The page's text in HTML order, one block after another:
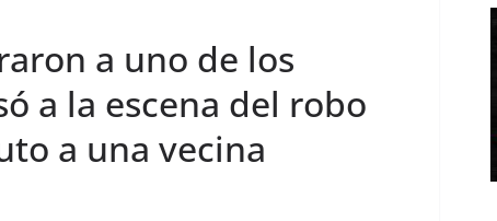
a uno de los
a la escena del robo
a una vecina